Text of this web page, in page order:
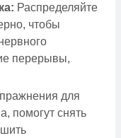
Распределяйте
чтобы
перерывы,
для
помогут снять